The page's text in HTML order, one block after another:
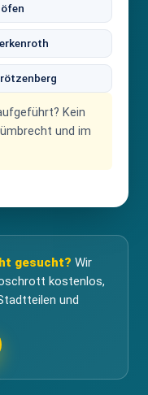
Kein
und im
gesucht? Wir
kostenlos,
und